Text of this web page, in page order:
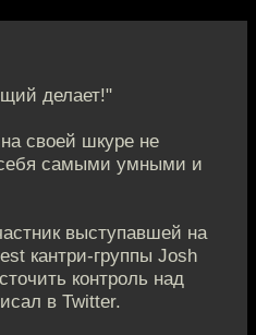
делает!"
своей шкуре не
самыми умными и
выступавшей на
кантри-группы Josh
контроль над
в Twitter.